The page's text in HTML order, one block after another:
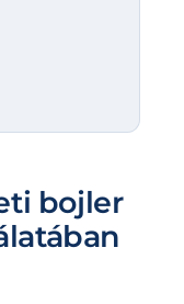
bojler